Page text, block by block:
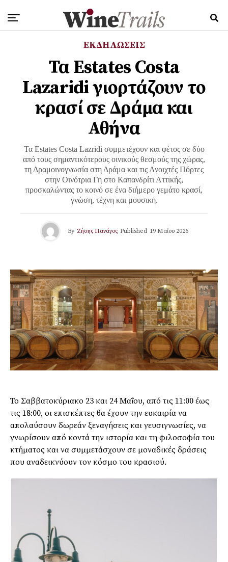
ΕΚΔΗΛΩΣΕΙΣ
Τα Estates Costa
Lazaridi γιορτάζουν το
κρασί σε Δράμα και
Αθήνα
Τα Estates Costa Lazridi συμμετέχουν και φέτος σε δύο
από τους σημαντικότερους οινικούς θεσμούς της χώρας,
τη Δραμοινογνωσία στη Δράμα και τις Ανοιχτές Πόρτες
στην Οινότρια Γη στο Καπανδρίτι Αττικής,
προσκαλώντας το κοινό σε ένα διήμερο γεμάτο κρασί,
γνώση, τέχνη και μουσική.
By Ζήσης Πανάγος Published 19 Μαΐου 2026
Το Σαββατοκύριακο 23 και 24 Μαΐου, από τις 11:00 έως
τις 18:00, οι επισκέπτες θα έχουν την ευκαιρία να
απολαύσουν δωρεάν ξεναγήσεις και γευσιγνωσίες, να
γνωρίσουν από κοντά την ιστορία και τη φιλοσοφία του
κτήματος και να συμμετάσχουν σε μοναδικές δράσεις
που αναδεικνύουν τον κόσμο του κρασιού.